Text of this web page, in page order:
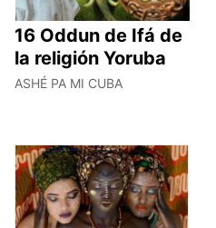
16 Oddun de Ifá de
la religión Yoruba
ASHÉ PA MI CUBA